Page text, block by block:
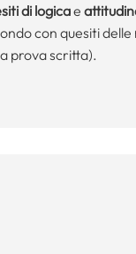
di logicae
con quesiti delle
prova scritta).